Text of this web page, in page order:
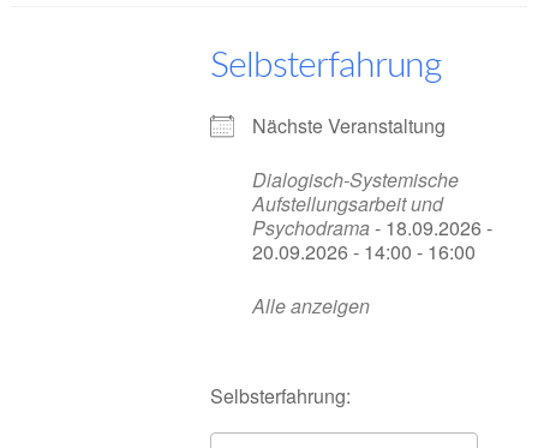
Selbsterfahrung
Nächste Veranstaltung
Dialogisch-Systemische
Aufstellungsarbeit und
Psychodrama- 18.09.2026 -
20.09.2026 - 14:00 - 16:00
Alle anzeigen
Selbsterfahrung: